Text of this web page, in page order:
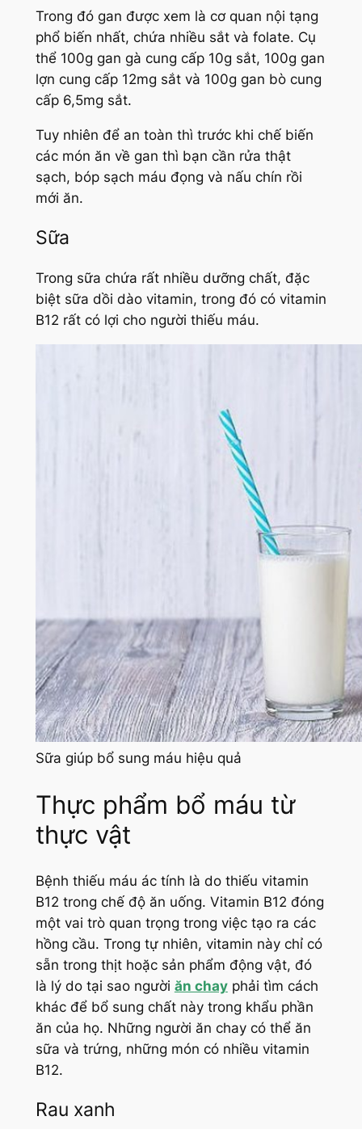
Trong đó gan được xem là cơ quan nội tạng
phổ biến nhất, chứa nhiều sắt và folate. Cụ
thể 100g gan gà cung cấp 10g sắt, 100g gan
lợn cung cấp 12mg sắt và 100g gan bò cung
cấp 6,5mg sắt.
Tuy nhiên để an toàn thì trước khi chế biến
các món ăn về gan thì bạn cần rửa thật
sạch, bóp sạch máu đọng và nấu chín rồi
mới ăn.
Sữa
Trong sữa chứa rất nhiều dưỡng chất, đặc
biệt sữa dồi dào vitamin, trong đó có vitamin
B12 rất có lợi cho người thiếu máu.
Sữa giúp bổ sung máu hiệu quả
Thực phẩm bổ máu từ
thực vật
Bệnh thiếu máu ác tính là do thiếu vitamin
B12 trong chế độ ăn uống. Vitamin B12 đóng
một vai trò quan trọng trong việc tạo ra các
hồng cầu. Trong tự nhiên, vitamin này chỉ có
sẵn trong thịt hoặc sản phẩm động vật, đó
là lý do tại sao người ăn chayphải tìm cách
khác để bổ sung chất này trong khẩu phần
ăn của họ. Những người ăn chay có thể ăn
sữa và trứng, những món có nhiều vitamin
B12.
Rau xanh